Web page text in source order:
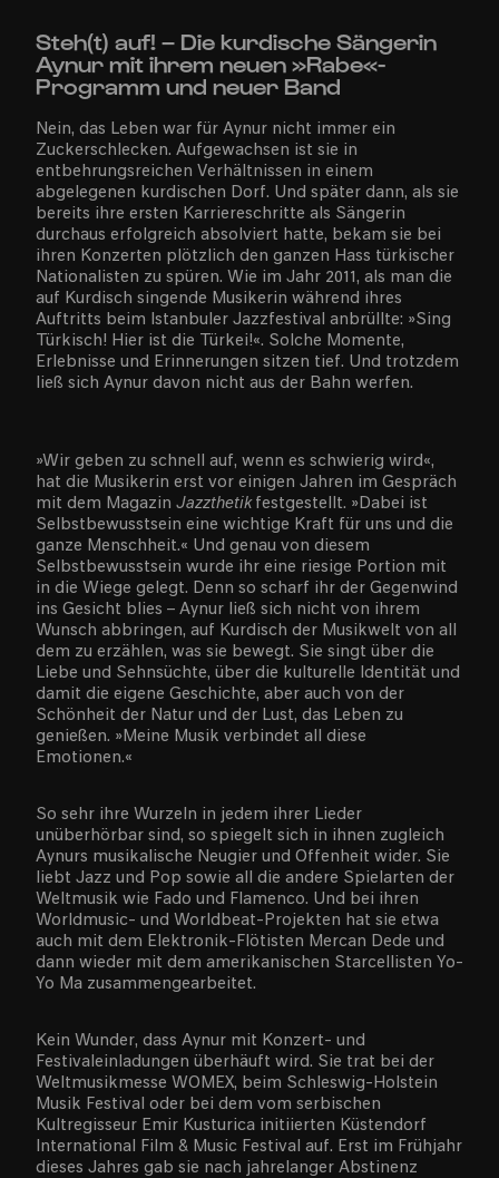
Steh(t) auf! – Die kurdische Sängerin
Aynur mit ihrem neuen »Rabe«-
Programm und neuer Band
Nein, das Leben war für Aynur nicht immer ein
Zuckerschlecken. Aufgewachsen ist sie in
entbehrungsreichen Verhältnissen in einem
abgelegenen kurdischen Dorf. Und später dann, als sie
bereits ihre ersten Karriereschritte als Sängerin
durchaus erfolgreich absolviert hatte, bekam sie bei
ihren Konzerten plötzlich den ganzen Hass türkischer
Nationalisten zu spüren. Wie im Jahr 2011, als man die
auf Kurdisch singende Musikerin während ihres
Auftritts beim Istanbuler Jazzfestival anbrüllte: »Sing
Türkisch! Hier ist die Türkei!«. Solche Momente,
Erlebnisse und Erinnerungen sitzen tief. Und trotzdem
ließ sich Aynur davon nicht aus der Bahn werfen.
»Wir geben zu schnell auf, wenn es schwierig wird«,
hat die Musikerin erst vor einigen Jahren im Gespräch
mit dem Magazin Jazzthetik festgestellt. »Dabei ist
Selbstbewusstsein eine wichtige Kraft für uns und die
ganze Menschheit.« Und genau von diesem
Selbstbewusstsein wurde ihr eine riesige Portion mit
in die Wiege gelegt. Denn so scharf ihr der Gegenwind
ins Gesicht blies – Aynur ließ sich nicht von ihrem
Wunsch abbringen, auf Kurdisch der Musikwelt von all
dem zu erzählen, was sie bewegt. Sie singt über die
Liebe und Sehnsüchte, über die kulturelle Identität und
damit die eigene Geschichte, aber auch von der
Schönheit der Natur und der Lust, das Leben zu
genießen. »Meine Musik verbindet all diese
Emotionen.«
So sehr ihre Wurzeln in jedem ihrer Lieder
unüberhörbar sind, so spiegelt sich in ihnen zugleich
Aynurs musikalische Neugier und Offenheit wider. Sie
liebt Jazz und Pop sowie all die andere Spielarten der
Weltmusik wie Fado und Flamenco. Und bei ihren
Worldmusic- und Worldbeat-Projekten hat sie etwa
auch mit dem Elektronik-Flötisten Mercan Dede und
dann wieder mit dem amerikanischen Starcellisten Yo-
Yo Ma zusammengearbeitet.
Kein Wunder, dass Aynur mit Konzert- und
Festivaleinladungen überhäuft wird. Sie trat bei der
Weltmusikmesse WOMEX, beim Schleswig-Holstein
Musik Festival oder bei dem vom serbischen
Kultregisseur Emir Kusturica initiierten Küstendorf
International Film & Music Festival auf. Erst im Frühjahr
dieses Jahres gab sie nach jahrelanger Abstinenz